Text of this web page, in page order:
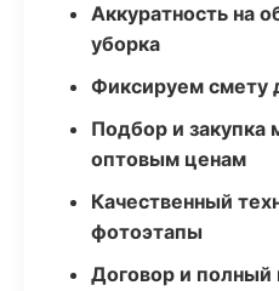
Аккуратность на
уборка
Фиксируем смету
Подбор и закупка
оптовым ценам
Качественный
фотоэтапы
Договор и